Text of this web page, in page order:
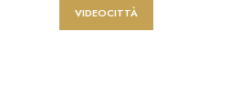
VIDEOCITTÀ